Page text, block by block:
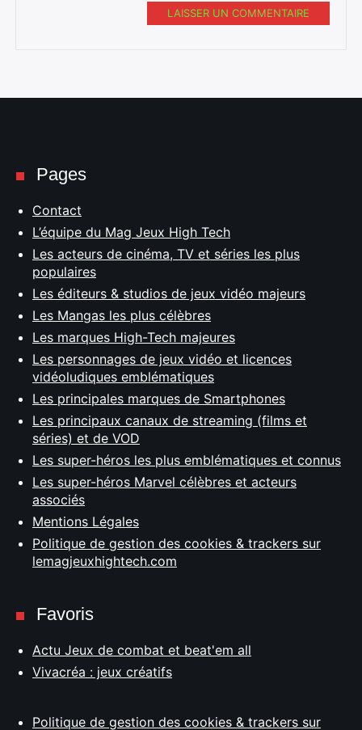
LAISSER UN COMMENTAIRE
Pages
Contact
L’équipe du Mag Jeux High Tech
Les acteurs de cinéma, TV et séries les plus
populaires
Les éditeurs & studios de jeux vidéo majeurs
Les Mangas les plus célèbres
Les marques High-Tech majeures
Les personnages de jeux vidéo et licences
vidéoludiques emblématiques
Les principales marques de Smartphones
Les principaux canaux de streaming (films et
séries) et de VOD
Les super-héros les plus emblématiques et connus
Les super-héros Marvel célèbres et acteurs
associés
Mentions Légales
Politique de gestion des cookies & trackers sur
lemagjeuxhightech.com
Favoris
Actu Jeux de combat et beat'em all
Vivacréa : jeux créatifs
Politique de gestion des cookies & trackers sur